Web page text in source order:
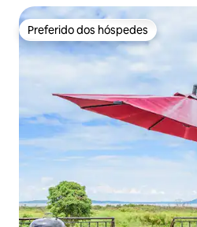
Preferido dos hóspedes
Preferido dos hóspedes